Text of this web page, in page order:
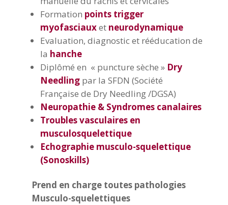
Formation points trigger
myofasciauxet neurodynamique
Evaluation, diagnostic et rééducation de
la hanche
Diplômé en « puncture sèche » Dry
Needlingpar la SFDN (Société
Française de Dry Needling /DGSA)
Neuropathie & Syndromes canalaires
Troubles vasculaires en
musculosquelettique
Echographie musculo-squelettique
(Sonoskills)
Prend en charge toutes pathologies
Musculo-squelettiques